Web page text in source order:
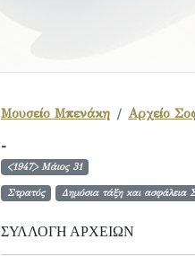
Μουσείο Μπενάκη Αρχείο
-
<1947> Μάιος 31
Στρατός Δημόσια τάξη και ασφάλεια
ΣΥΛΛΟΓΉ ΑΡΧΕΊΩΝ